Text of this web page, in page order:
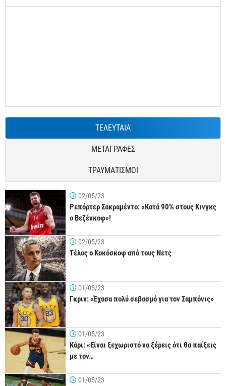
ΤΕΛΕΥΤΑΙΑ
ΜΕΤΑΓΡΑΦΕΣ
ΤΡΑΥΜΑΤΙΣΜΟΙ
02/05/23
Ρεπόρτερ Σακραμέντο: «Κατά 90% στους Κινγκς
ο Βεζένκοφ»!
02/05/23
Τέλος ο Κοκόσκοφ από τους Νετς
01/05/23
Γκριν: «Έχασα πολύ σεβασμό για τον Σαμπόνις»
01/05/23
Κάρι: «Είναι ξεχωριστό να ξέρεις ότι θα παίξεις
με τον…
01/05/23